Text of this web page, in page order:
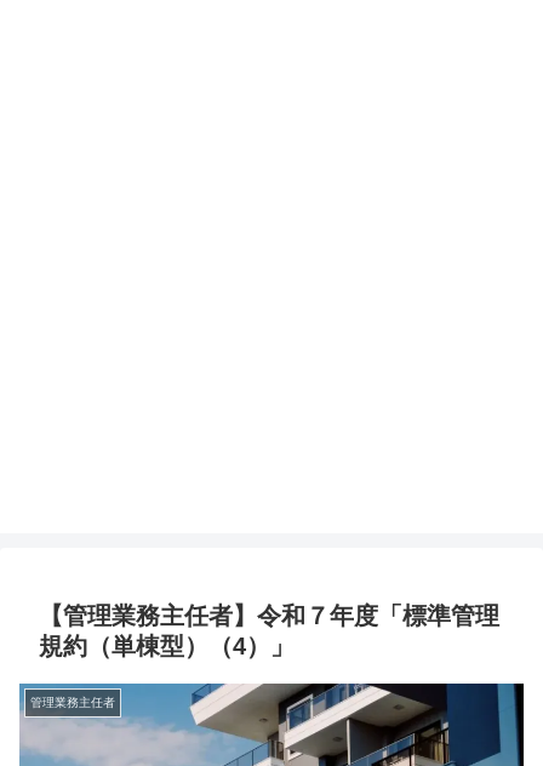
【管理業務主任者】令和７年度「標準管理
規約（単棟型）（4）」
管理業務主任者